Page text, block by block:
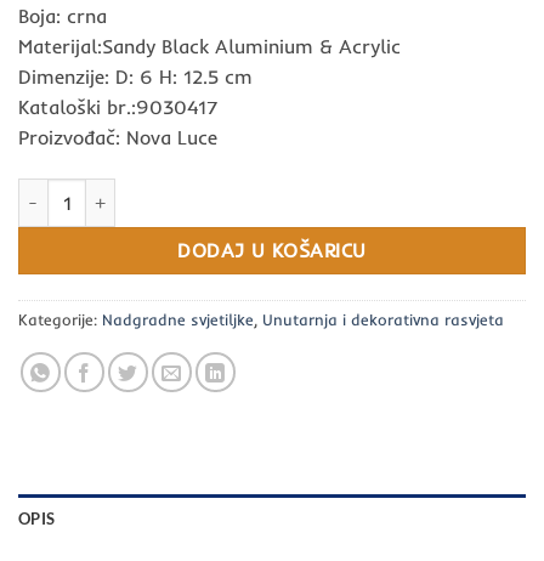
Boja: crna
Materijal:Sandy Black Aluminium & Acrylic
Dimenzije: D: 6 H: 12.5 cm
Kataloški br.:9030417
Proizvođač: Nova Luce
DODAJ U KOŠARICU
Kategorije: Nadgradne svjetiljke, Unutarnja i dekorativna rasvjeta
OPIS